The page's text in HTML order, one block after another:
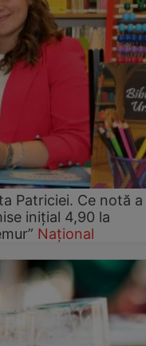
Patriciei. Ce notă a
inițial 4,90 la
Național